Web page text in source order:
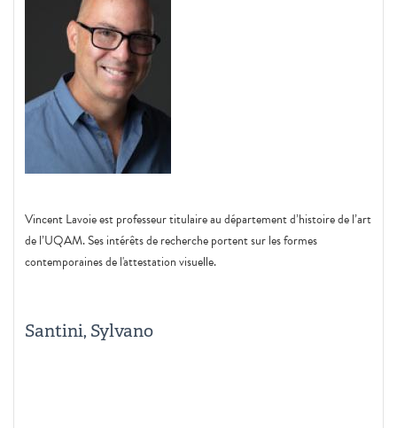
Vincent Lavoie est professeur titulaire au département d’histoire de l’art
de l’UQAM. Ses intérêts de recherche portent sur les formes
contemporaines de l'attestation visuelle.
Santini, Sylvano